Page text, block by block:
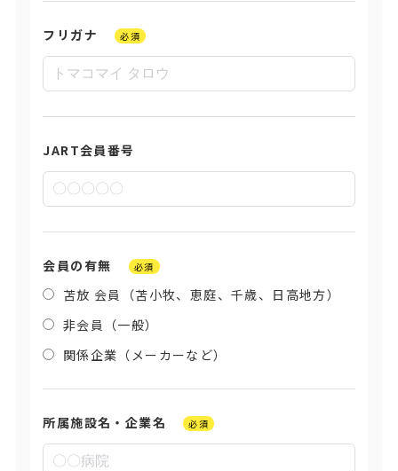
フリガナ 必須
JART会員番号
会員の有無 必須
苫放 会員（苫小牧、恵庭、千歳、日高地方）
非会員（一般）
関係企業（メーカーなど）
所属施設名・企業名 必須